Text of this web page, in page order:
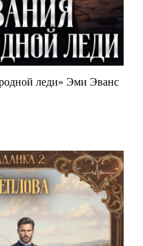
леди» Эми Эванс